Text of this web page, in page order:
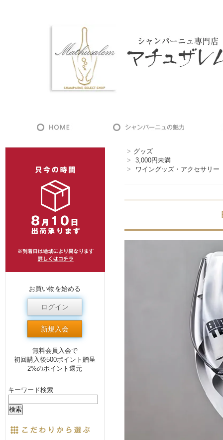
> グッズ
>
3,000円未満
>
ワイングッズ・アクセサリー
お買い物を始める
ログイン
新規入会
無料会員入会で
初回購入後500ポイント贈呈
2%のポイント還元
キーワード検索